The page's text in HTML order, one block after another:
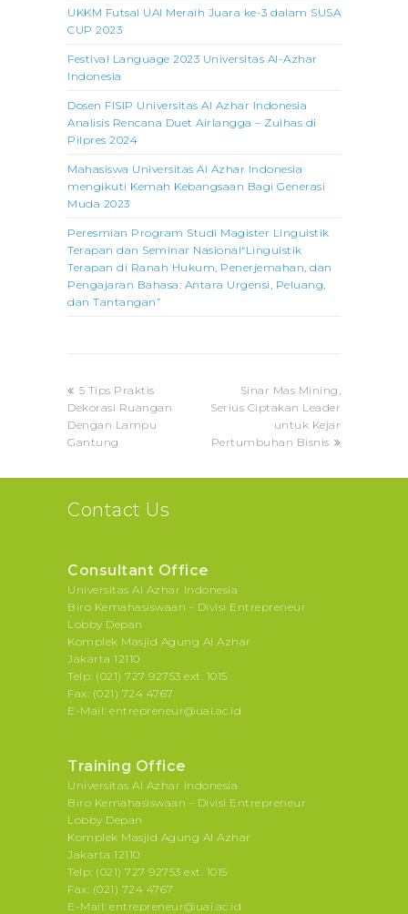
UKKM Futsal UAI Meraih Juara ke-3 dalam SUSA
CUP 2023
Festival Language 2023 Universitas Al-Azhar
Indonesia
Dosen FISIP Universitas Al Azhar Indonesia
Analisis Rencana Duet Airlangga – Zulhas di
Pilpres 2024
Mahasiswa Universitas Al Azhar Indonesia
mengikuti Kemah Kebangsaan Bagi Generasi
Muda 2023
Peresmian Program Studi Magister Linguistik
Terapan dan Seminar Nasional“Linguistik
Terapan di Ranah Hukum, Penerjemahan, dan
Pengajaran Bahasa: Antara Urgensi, Peluang,
dan Tantangan”
previous
post:
5 Tips Praktis
Dekorasi Ruangan
Dengan Lampu
Gantung
next
post:
Sinar Mas Mining,
Serius Ciptakan Leader
untuk Kejar
Pertumbuhan Bisnis
Contact Us
Consultant Office
Universitas Al Azhar Indonesia
Biro Kemahasiswaan - Divisi Entrepreneur
Lobby Depan
Komplek Masjid Agung Al Azhar
Jakarta 12110
Telp: (021) 727 92753 ext. 1015
Fax: (021) 724 4767
E-Mail: entrepreneur@uai.ac.id
Training Office
Universitas Al Azhar Indonesia
Biro Kemahasiswaan - Divisi Entrepreneur
Lobby Depan
Komplek Masjid Agung Al Azhar
Jakarta 12110
Telp: (021) 727 92753 ext. 1015
Fax: (021) 724 4767
E-Mail: entrepreneur@uai.ac.id